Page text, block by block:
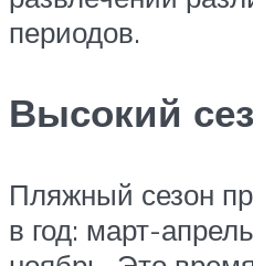
периодов.
Высокий
Пляжный сезон
в год: март-